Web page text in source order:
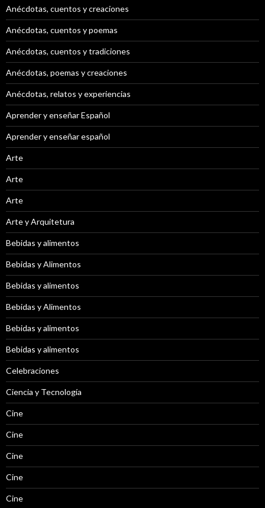
Anécdotas, cuentos y creaciones
Anécdotas, cuentos y poemas
Anécdotas, cuentos y tradiciones
Anécdotas, poemas y creaciones
Anécdotas, relatos y experiencias
Aprender y enseñar Español
Aprender y enseñar español
Arte
Arte
Arte
Arte y Arquitetura
Bebidas y alimentos
Bebidas y Alimentos
Bebidas y alimentos
Bebidas y Alimentos
Bebidas y alimentos
Bebidas y alimentos
Celebraciones
Ciencia y Tecnología
Cine
Cine
Cine
Cine
Cine